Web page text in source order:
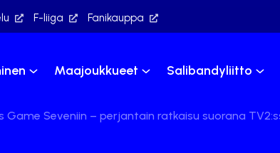
F-liiga Fanikauppa
Maajoukkueet Salibandyliitto
Game Seveniin – perjantain ratkaisu suorana